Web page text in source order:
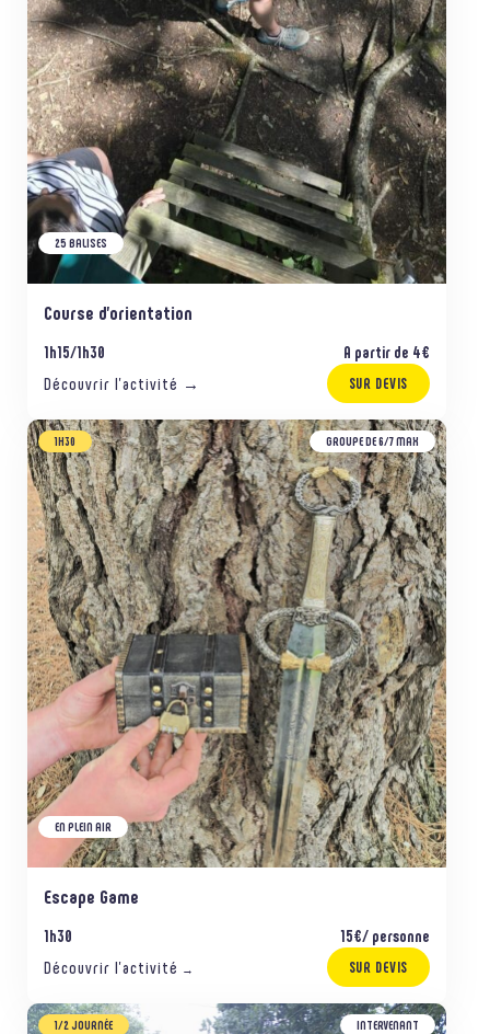
25 BALISES
Course d’orientation
1h15/1h30
A partir de 4€
Découvrir l’activité →
SUR DEVIS
1H30 GROUPE DE 6/7 MAX
EN PLEIN AIR
Escape Game
1h30
15€/ personne
Découvrir l’activité → SUR DEVIS
1/2 JOURNÉE INTERVENANT